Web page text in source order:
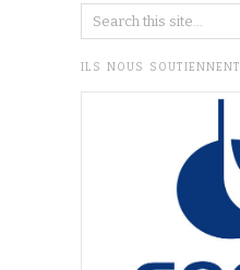
ILS NOUS SOUTIENNENT